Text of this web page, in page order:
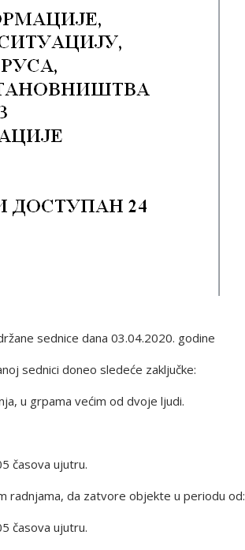
sednice dana 03.04.2020. godine
sednici doneo sledeće zaključke:
u grpama većim od dvoje ljudi.
časova ujutru.
radnjama, da zatvore objekte u periodu od:
časova ujutru.